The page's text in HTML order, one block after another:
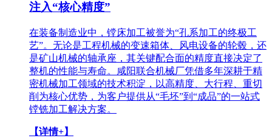
注入“核心精度”
在装备制造业中，镗床加工被誉为“孔系加工的终极工
艺”。无论是工程机械的变速箱体、风电设备的轮毂，还
是矿山机械的轴承座，其关键配合面的精度直接决定了
整机的性能与寿命。咸阳联合机械厂凭借多年深耕于精
密机械加工领域的技术积淀，以高精度、大行程、重切
削为核心优势，为客户提供从“毛坯”到“成品”的一站式
镗铣加工解决方案。
【详情+】